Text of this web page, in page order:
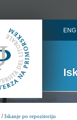
ENG
/Iskanje po repozitoriju